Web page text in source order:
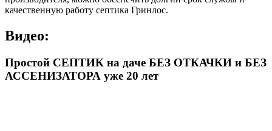
качественную работу септика Гринлос.
Видео:
Простой СЕПТИК на даче БЕЗ ОТКАЧКИ и БЕЗ
АССЕНИЗАТОРА уже 20 лет